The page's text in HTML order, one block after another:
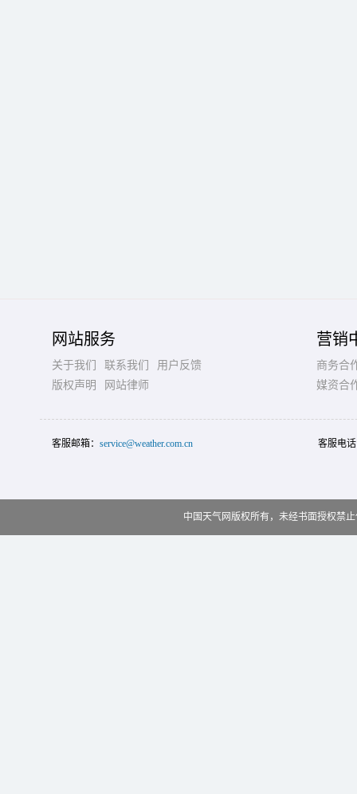
网站服务
关于我们 联系我们
用户反馈
版权声明
网站律师
营销
商务合
媒资合
客服邮箱： service@weather.com.cn 客服电
中国天气网版权所有，未经书面授权